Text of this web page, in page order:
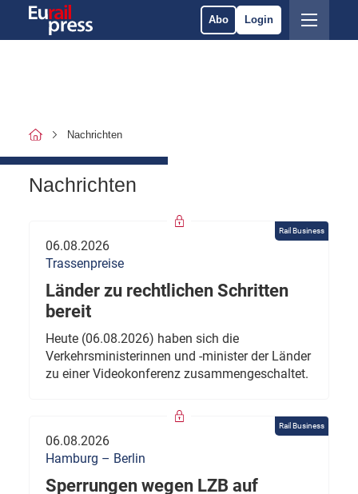
Abo Login
Nachrichten
Nachrichten
Rail Business
06.08.2026
Trassenpreise
Länder zu rechtlichen Schritten
bereit
Heute (06.08.2026) haben sich die
Verkehrsministerinnen und -minister der Länder
zu einer Videokonferenz zusammengeschaltet.
Rail Business
06.08.2026
Hamburg – Berlin
Sperrungen wegen LZB auf